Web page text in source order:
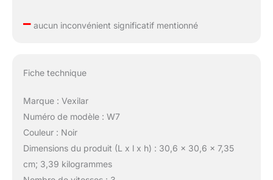
éviter la pollution
7,35 cm, ce qui vous
–aucun inconvénient significatif mentionné
Fiche technique
Marque : Vexilar
Numéro de modèle : W7
Couleur : Noir
Dimensions du produit (L x l x h) : 30,6 x 30,6 x 7,35
cm; 3,39 kilogrammes